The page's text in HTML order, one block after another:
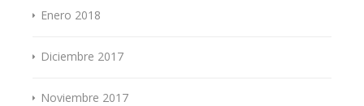
Enero 2018
Diciembre 2017
Noviembre 2017